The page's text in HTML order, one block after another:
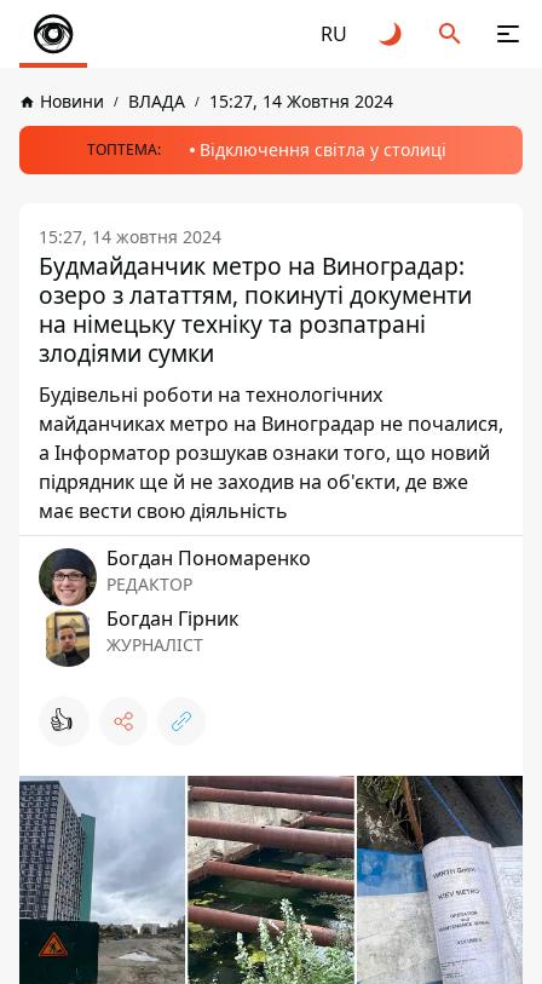
RU
Новини ВЛАДА 15:27, 14 Жовтня 2024
ТОПТЕМА: Відключення світла у столиці
15:27, 14 жовтня 2024
Будмайданчик метро на Виноградар:
озеро з лататтям, покинуті документи
на німецьку техніку та розпатрані
злодіями сумки
Будівельні роботи на технологічних
майданчиках метро на Виноградар не почалися,
а Інформатор розшукав ознаки того, що новий
підрядник ще й не заходив на об'єкти, де вже
має вести свою діяльність
Богдан Пономаренко
РЕДАКТОР
Богдан Гірник
ЖУРНАЛІСТ
👍